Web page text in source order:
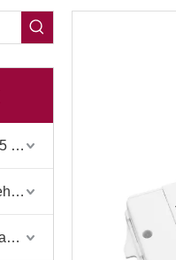
Driver+Dimmer 2 dalam 1-2025 Debut Global
Triac 0-10V Pemacu LED Boleh Dimalapkan
Pemacu LED Boleh Dimalapkan Triac